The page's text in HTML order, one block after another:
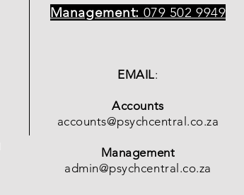
Management: 079 502 9949
EMAIL:
Accounts
accounts@psychcentral.co.za
Management
admin@psychcentral.co.za